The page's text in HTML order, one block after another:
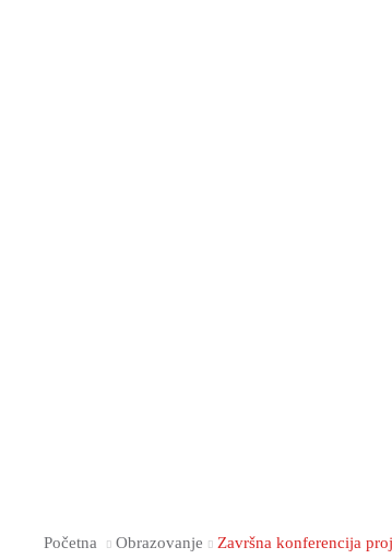
Početna Obrazovanje Završna konferencija